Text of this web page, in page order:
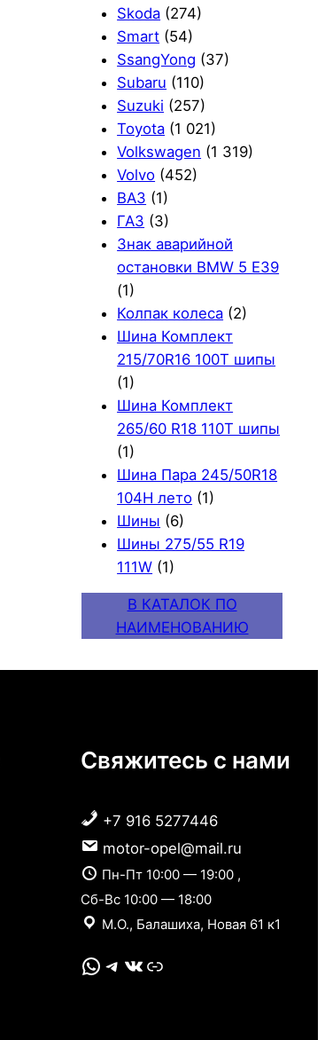
Skoda (274)
Smart (54)
SsangYong (37)
Subaru (110)
Suzuki (257)
Toyota (1 021)
Volkswagen (1 319)
Volvo (452)
ВАЗ (1)
ГАЗ (3)
Знак аварийной
остановки BMW 5 E39
(1)
Колпак колеса (2)
Шина Комплект
215/70R16 100T шипы
(1)
Шина Комплект
265/60 R18 110T шипы
(1)
Шина Пара 245/50R18
104H лето (1)
Шины (6)
Шины 275/55 R19
111W (1)
В КАТАЛОК ПО
НАИМЕНОВАНИЮ
Свяжитесь с нами
+7 916 5277446
motor-opel@mail.ru
Пн-Пт 10:00 — 19:00 ,
Сб-Вс 10:00 — 18:00
М.О., Балашиха, Новая 61 к1
WhatsApp Telegram VK Link